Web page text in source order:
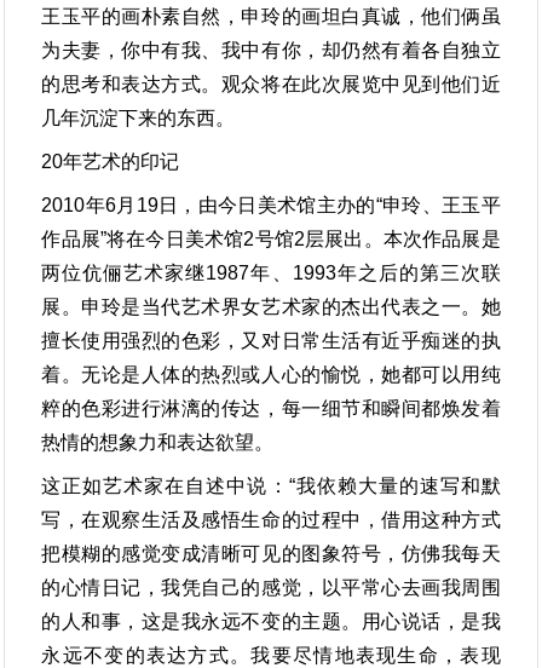
王玉平的画朴素自然，申玲的画坦白真诚，他们俩虽
为夫妻，你中有我、我中有你，却仍然有着各自独立
的思考和表达方式。观众将在此次展览中见到他们近
几年沉淀下来的东西。
20年艺术的印记
2010年6月19日，由今日美术馆主办的“申玲、王玉平
作品展”将在今日美术馆2号馆2层展出。本次作品展是
两位伉俪艺术家继1987年、1993年之后的第三次联
展。申玲是当代艺术界女艺术家的杰出代表之一。她
擅长使用强烈的色彩，又对日常生活有近乎痴迷的执
着。无论是人体的热烈或人心的愉悦，她都可以用纯
粹的色彩进行淋漓的传达，每一细节和瞬间都焕发着
热情的想象力和表达欲望。
这正如艺术家在自述中说：“我依赖大量的速写和默
写，在观察生活及感悟生命的过程中，借用这种方式
把模糊的感觉变成清晰可见的图象符号，仿佛我每天
的心情日记，我凭自己的感觉，以平常心去画我周围
的人和事，这是我永远不变的主题。用心说话，是我
永远不变的表达方式。我要尽情地表现生命，表现